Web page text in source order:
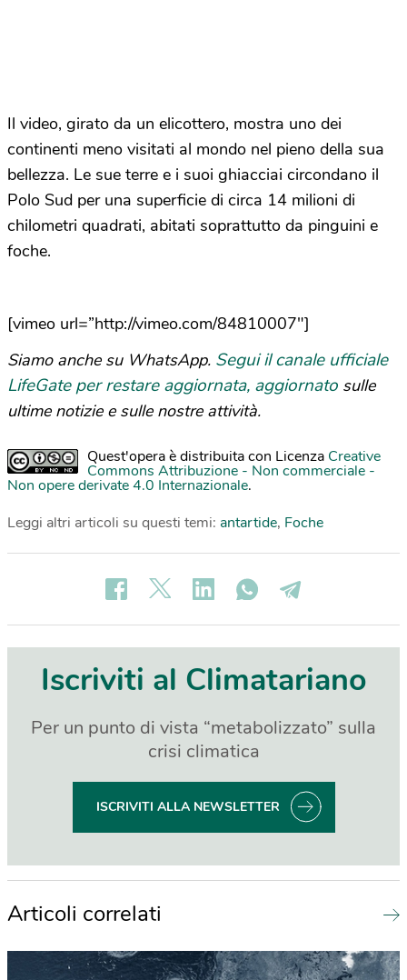
Il video, girato da un elicottero, mostra uno dei
continenti meno visitati al mondo nel pieno della sua
bellezza. Le sue terre e i suoi ghiacciai circondano il
Polo Sud per una superficie di circa 14 milioni di
chilometri quadrati, abitati soprattutto da pinguini e
foche.
[vimeo url=”http://vimeo.com/84810007″]
Siamo anche su WhatsApp. Segui il canale ufficiale
LifeGate per restare aggiornata, aggiornato sulle
ultime notizie e sulle nostre attività.
Quest'opera è distribuita con Licenza Creative
Commons Attribuzione - Non commerciale -
Non opere derivate 4.0 Internazionale.
Leggi altri articoli su questi temi: antartide, Foche
Iscriviti al Climatariano
Per un punto di vista “metabolizzato” sulla
crisi climatica
ISCRIVITI ALLA NEWSLETTER
Articoli correlati